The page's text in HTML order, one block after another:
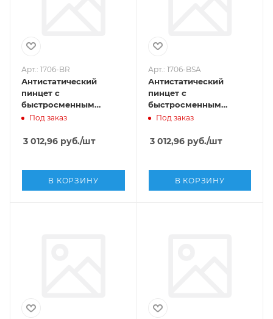
Арт.: 1706-BR
Антистатический
пинцет с
быстросменным
наконечником SMD ,
Под заказ
3 012,96 руб./шт
В КОРЗИНУ
Арт.: 1706-BSA
Антистатический
пинцет с
быстросменным
наконечником SMD ,
Под заказ
3 012,96руб./шт
В КОРЗИНУ